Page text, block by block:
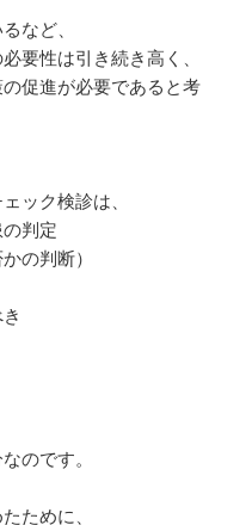
など、
要性は引き続き高く、
促進が必要であると考
ック検診は、
判定
の判断）
のです。
ために、